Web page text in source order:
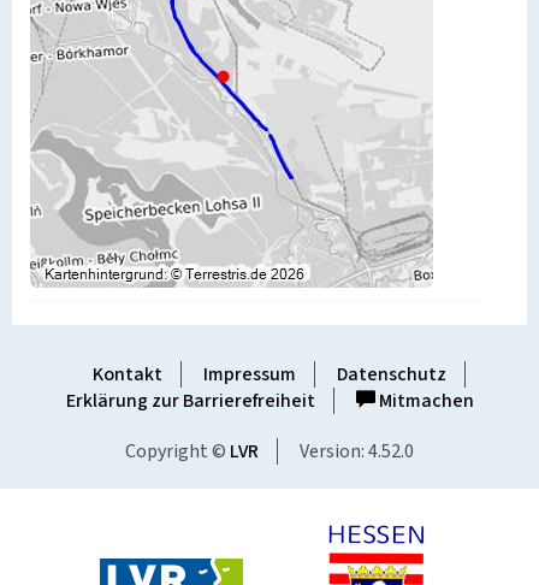
Kontakt Impressum
Datenschutz
Erklärung zur Barrierefreiheit
Mitmachen
Copyright © LVR Version: 4.52.0